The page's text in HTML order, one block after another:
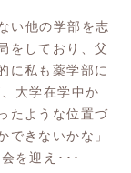
い他の学部を志
をしており、父
に私も薬学部に
大学在学中か
たような位置づ
できないかな」
を迎え･･･